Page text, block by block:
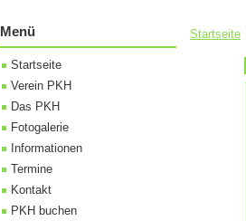
Startseite
Menü
Startseite
Verein PKH
Das PKH
Fotogalerie
Informationen
Termine
Kontakt
PKH buchen